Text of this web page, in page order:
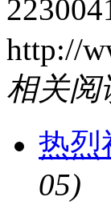
http://
相关阅
热烈
05)